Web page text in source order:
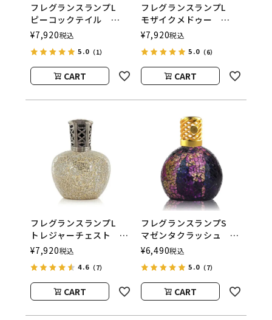
フレグランスランプL
ピーコックテイル
ASHLEIGH&BURWOOD
（アシュレイアンドバー
ウッド）
¥7,920税込
5.0 （1）
CART
フレグランスランプL
モザイクメドゥー
ASHLEIGH&BURWOOD
（アシュレイアンドバー
ウッド）
¥7,920税込
5.0（6）
CART
フレグランスランプL
トレジャーチェスト
ASHLEIGH&BURWOOD
（アシュレイアンドバー
ウッド）
¥7,920税込
4.6 （7）
CART
フレグランスランプS
マゼンタクラッシュ
ASHLEIGH&BURWOOD
（アシュレイアンドバー
ウッド）
¥6,490税込
5.0（7）
CART